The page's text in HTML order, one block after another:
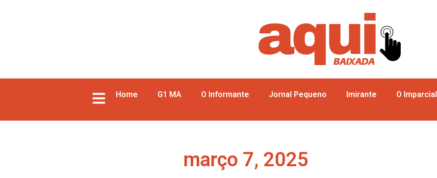
Home G1 MA O Informante Jornal Pequeno Imirante O Imparcial
março 7, 2025